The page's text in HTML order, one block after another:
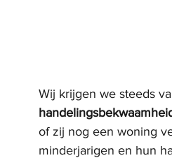
Wij krijgen we steeds
of zij nog een woning
minderjarigen en hun